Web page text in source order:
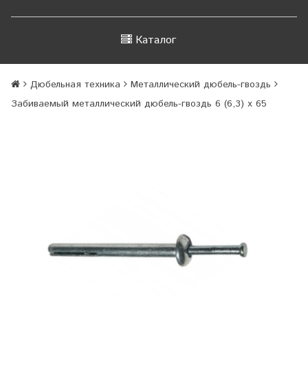
Каталог
Дюбельная техника
Металлический дюбель-гвоздь
Забиваемый металлический дюбель-гвоздь 6 (6,3) х 65